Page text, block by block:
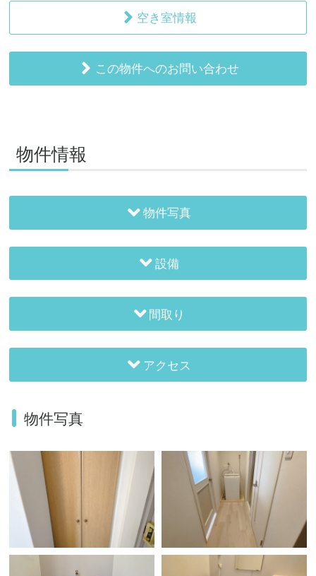
空き室情報
この物件へのお問い合わせ
物件情報
物件写真
設備
間取り
アクセス
物件写真